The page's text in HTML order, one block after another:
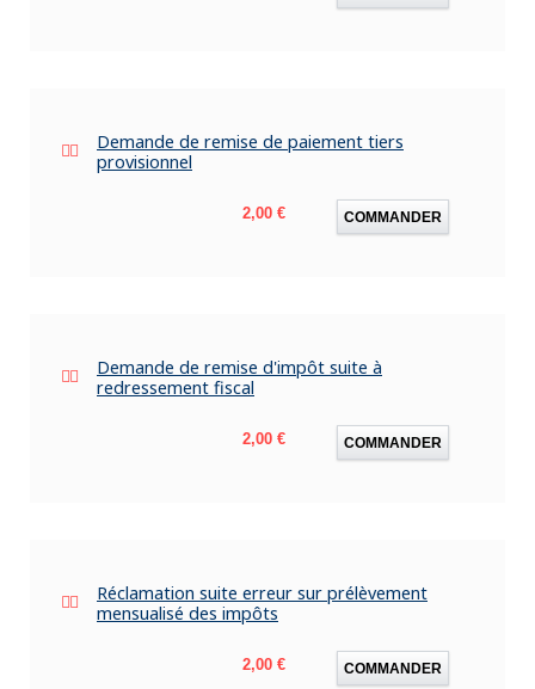
Demande de remise de paiement tiers
provisionnel
Prix
2,00 € COMMANDER
Demande de remise d'impôt suite à
redressement fiscal
Prix
2,00 € COMMANDER
Réclamation suite erreur sur prélèvement
mensualisé des impôts
Prix
2,00 € COMMANDER